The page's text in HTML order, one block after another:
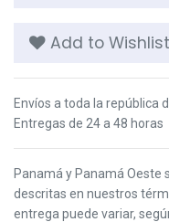
Add to Wishlist
Envíos a toda la república
Entregas de 24 a 48 horas
Panamá y Panamá Oeste s
descritas en nuestros
entrega puede variar,